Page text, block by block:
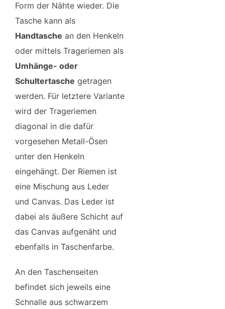
Form der Nähte wieder. Die
Tasche kann als
Handtasche an den Henkeln
oder mittels Trageriemen als
Umhänge- oder
Schultertasche getragen
werden. Für letztere Variante
wird der Trageriemen
diagonal in die dafür
vorgesehen Metall-Ösen
unter den Henkeln
eingehängt. Der Riemen ist
eine Mischung aus Leder
und Canvas. Das Leder ist
dabei als äußere Schicht auf
das Canvas aufgenäht und
ebenfalls in Taschenfarbe.
An den Taschenseiten
befindet sich jeweils eine
Schnalle aus schwarzem